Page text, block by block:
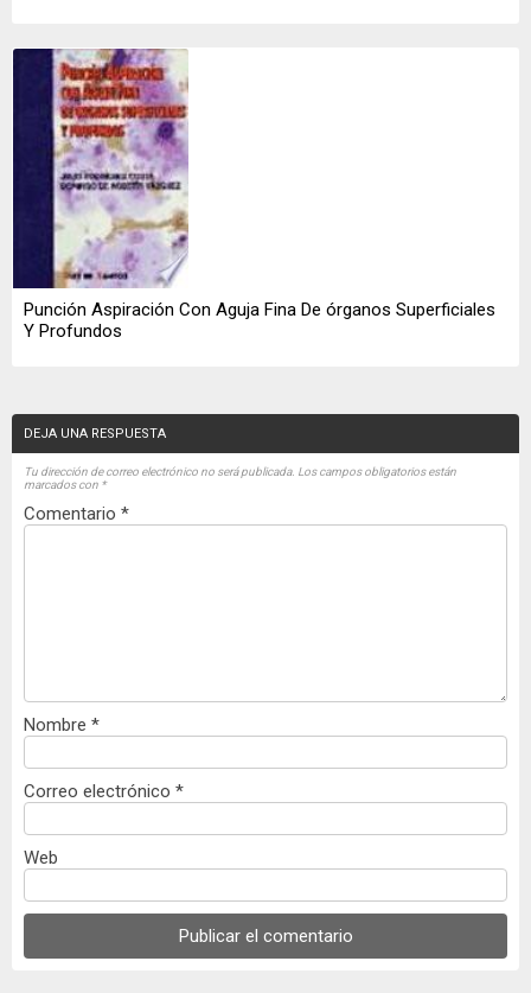
Punción Aspiración Con Aguja Fina De órganos Superficiales
Y Profundos
DEJA UNA RESPUESTA
Tu dirección de correo electrónico no será publicada. Los campos obligatorios están
marcados con *
Comentario *
Nombre *
Correo electrónico *
Web